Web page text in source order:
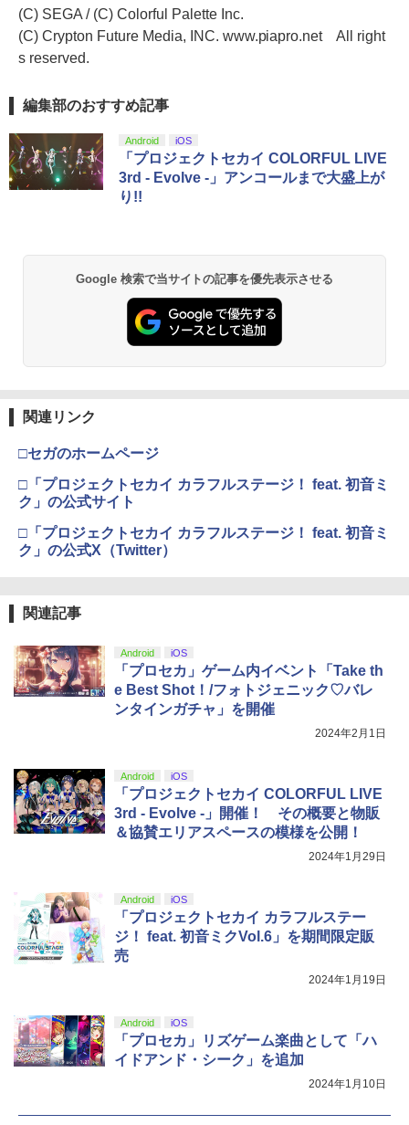
(C) SEGA / (C) Colorful Palette Inc.
(C) Crypton Future Media, INC. www.piapro.net All right
s reserved.
編集部のおすすめ記事
Android iOS
「プロジェクトセカイ COLORFUL LIVE
3rd - Evolve -」アンコールまで大盛上が
り!!
Google 検索で当サイトの記事を優先表示させる
関連リンク
□セガのホームページ
□「プロジェクトセカイ カラフルステージ！ feat. 初音ミ
ク」の公式サイト
□「プロジェクトセカイ カラフルステージ！ feat. 初音ミ
ク」の公式X（Twitter）
関連記事
Android iOS
「プロセカ」ゲーム内イベント「Take th
e Best Shot！/フォトジェニック♡バレ
ンタインガチャ」を開催
2024年2月1日
Android iOS
「プロジェクトセカイ COLORFUL LIVE
3rd - Evolve -」開催！ その概要と物販
＆協賛エリアスペースの模様を公開！
2024年1月29日
Android iOS
「プロジェクトセカイ カラフルステー
ジ！ feat. 初音ミクVol.6」を期間限定販
売
2024年1月19日
Android iOS
「プロセカ」リズゲーム楽曲として「ハ
イドアンド・シーク」を追加
2024年1月10日